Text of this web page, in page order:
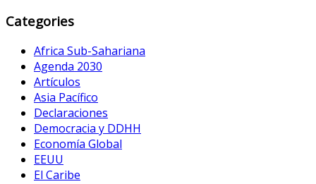
Categories
Africa Sub-Sahariana
Agenda 2030
Artículos
Asia Pacífico
Declaraciones
Democracia y DDHH
Economía Global
EEUU
El Caribe